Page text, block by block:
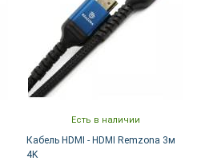
Есть в наличии
Кабель HDMI - HDMI Remzona 3м
4K